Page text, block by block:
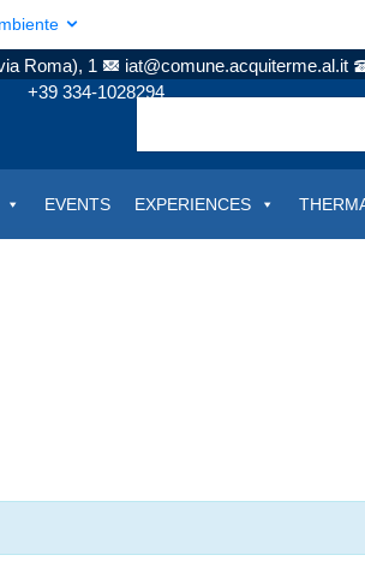
Roma), 1 iat@comune.acquiterme.al.it
+39 334-1028294
EVENTS EXPERIENCES